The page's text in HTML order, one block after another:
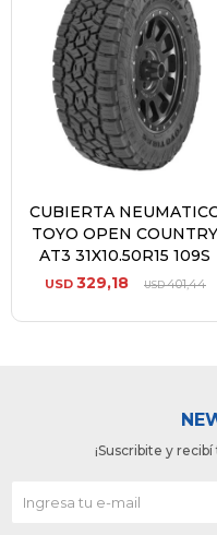
CUBIERTA
TOYO OPEN COUNTRY
AT3 31X10.50R15 109S
USD 329,18 USD401,44
¡Suscribite y